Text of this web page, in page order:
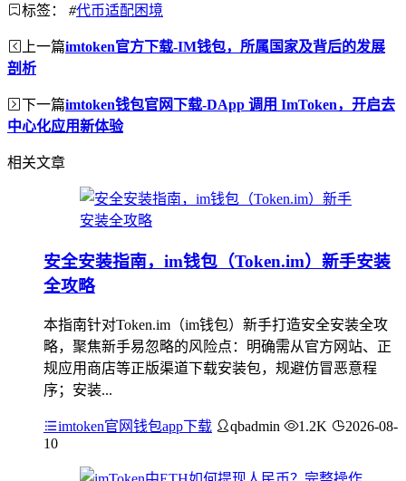
标签： #代币适配困境
上一篇imtoken官方下载-IM钱包，所属国家及背后的发展
剖析
下一篇imtoken钱包官网下载-DApp 调用 ImToken，开启去
中心化应用新体验
相关文章
安全安装指南，im钱包（Token.im）新手安装
全攻略
本指南针对Token.im（im钱包）新手打造安全安装全攻
略，聚焦新手易忽略的风险点：明确需从官方网站、正
规应用商店等正版渠道下载安装包，规避仿冒恶意程
序；安装...
imtoken官网钱包app下载 qbadmin 1.2K
2026-08-
10